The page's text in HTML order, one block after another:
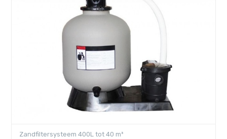
Zandfiltersysteem 400L tot 40 m³